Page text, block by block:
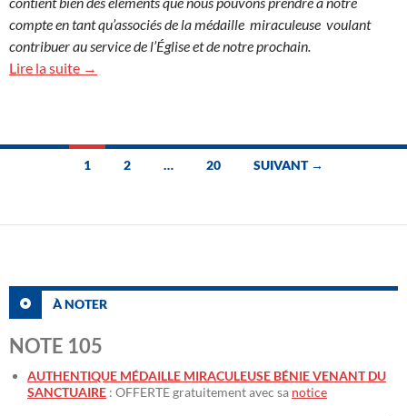
compte en tant qu’associés de la médaille miraculeuse voulant
contribuer au service de l’Église et de notre prochain.
Lire la suite →
Navigation
articles
1 2 … 20 SUIVANT →
À NOTER
NOTE 105
AUTHENTIQUE MÉDAILLE MIRACULEUSE BÉNIE VENANT DU
SANCTUAIRE : OFFERTE gratuitement avec sa notice